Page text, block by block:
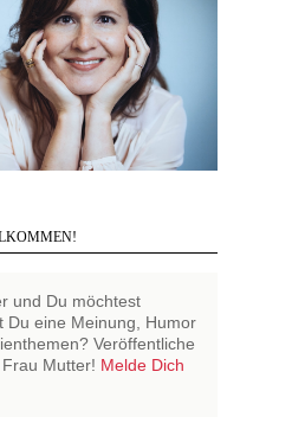
und Du möchtest
Du eine Meinung, Humor
Veröffentliche
Mutter! Melde Dich